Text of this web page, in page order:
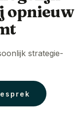
opnieuw
strategie-